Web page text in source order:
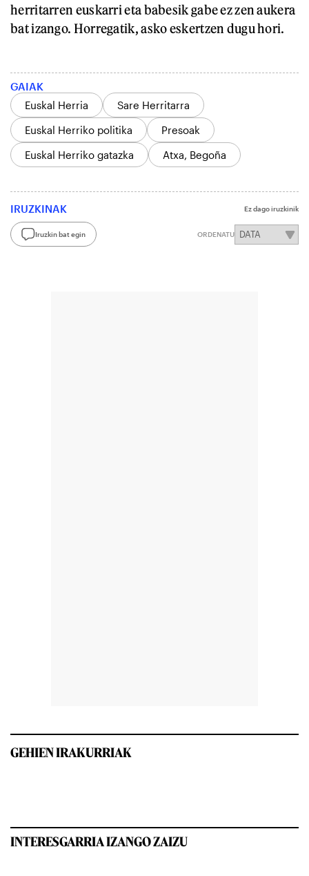
herritarren euskarri eta babesik gabe ez zen aukera
bat izango. Horregatik, asko eskertzen dugu hori.
GAIAK
Euskal Herria
Sare Herritarra
Euskal Herriko politika
Presoak
Euskal Herriko gatazka
Atxa, Begoña
IRUZKINAK Ez dago iruzkinik
Iruzkin bat egin ORDENATU
GEHIEN IRAKURRIAK
INTERESGARRIA IZANGO ZAIZU